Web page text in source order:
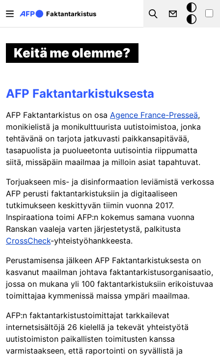
Faktantarkistus
Search
Tumma
tila
Keitä me olemme?
AFP Faktantarkistuksesta
AFP Faktantarkistus on osa Agence France-Presseä,
monikielistä ja monikulttuurista uutistoimistoa, jonka
tehtävänä on tarjota jatkuvasti paikkansapitävää,
tasapuolista ja puolueetonta uutisointia riippumatta
siitä, missäpäin maailmaa ja milloin asiat tapahtuvat.
Torjuakseen mis- ja disinformaation leviämistä verkossa
AFP perusti faktantarkistuksiin ja digitaaliseen
tutkimukseen keskittyvän tiimin vuonna 2017.
Inspiraationa toimi AFP:n kokemus samana vuonna
Ranskan vaaleja varten järjestetystä, palkitusta
CrossCheck-yhteistyöhankkeesta.
Perustamisensa jälkeen AFP Faktantarkistuksesta on
kasvanut maailman johtava faktantarkistusorganisaatio,
jossa on mukana yli 100 faktantarkistuksiin erikoistuvaa
toimittajaa kymmenissä maissa ympäri maailmaa.
AFP:n faktantarkistustoimittajat tarkkailevat
internetsisältöjä 26 kielellä ja tekevät yhteistyötä
uutistoimiston paikallisten toimitusten kanssa
varmistaakseen, että raportointi on syvällistä ja